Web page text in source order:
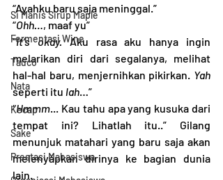
Si Manis Sirup Maple
Fermentasi Wine
Tauco
Nata
Kecap
Sake
Prestasi Mahasiswa
“Ayahku baru saja meninggal.”
“Ohh…, maaf yu”
“It’s okay. Aku rasa aku hanya ingin
melarikan diri dari segalanya, melihat
hal-hal baru, menjernihkan pikirkan.
seperti itu lah…”
“Hmmm... Kau tahu apa yang kusuka dari
tempat ini? Lihatlah itu..” Gilang
menunjuk matahari yang baru saja akan
melenyapkan dirinya ke bagian dunia
lain.